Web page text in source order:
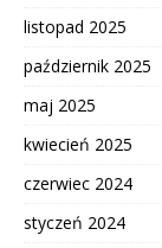
listopad 2025
październik 2025
maj 2025
kwiecień 2025
czerwiec 2024
styczeń 2024